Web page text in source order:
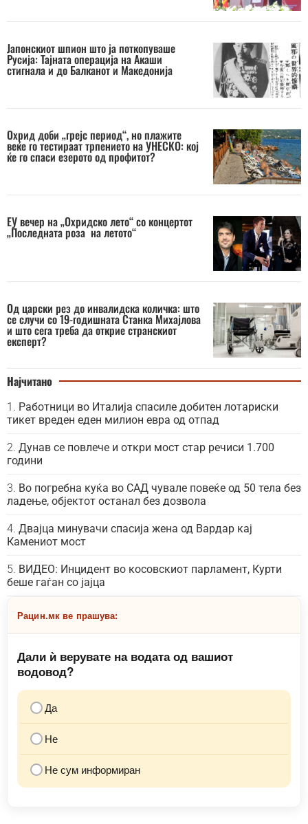
Јапонскиот шпион што ја поткопуваше
Русија: Тајната операција на Акаши
стигнала и до Балканот и Македонија
Охрид доби „грејс период“, но плажите
веќе го тестираат трпението на УНЕСКО: кој
ќе го спаси езерото од профитот?
ЕУ вечер на „Охридско лето“ со концертот
„Последната роза на летото“
Од царски рез до инвалидска количка: што
се случи со 19-годишната Станка Михајлова
и што сега треба да открие странскиот
експерт?
Најчитано
Работници во Италија спасиле добитен лотариски
тикет вреден еден милион евра од отпад
Дунав се повлече и откри мост стар речиси 1.700
години
Во погребна куќа во САД чувале повеќе од 50 тела без
ладење, објектот останал без дозвола
Двајца минувачи спасија жена од Вардар кај
Камениот мост
ВИДЕО: Инцидент во косовскиот парламент, Курти
беше гаѓан со јајца
Рацин.мк ве прашува:
Дали ѝ верувате на водата од вашиот
водовод?
Да
Не
Не сум информиран